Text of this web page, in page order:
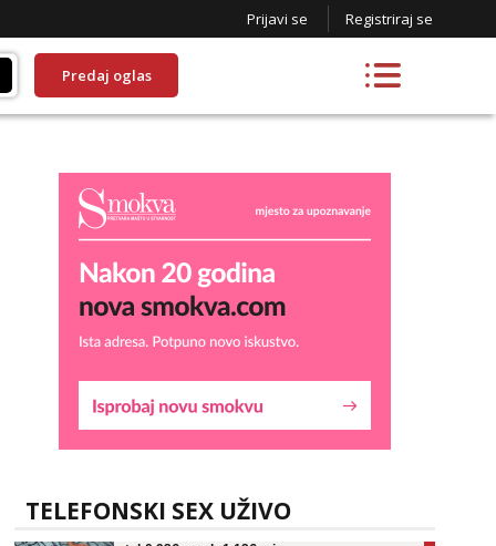
Prijavi se Registriraj se
Predaj oglas
TELEFONSKI SEX UŽIVO
Tel:064/677-677- Kod: #136